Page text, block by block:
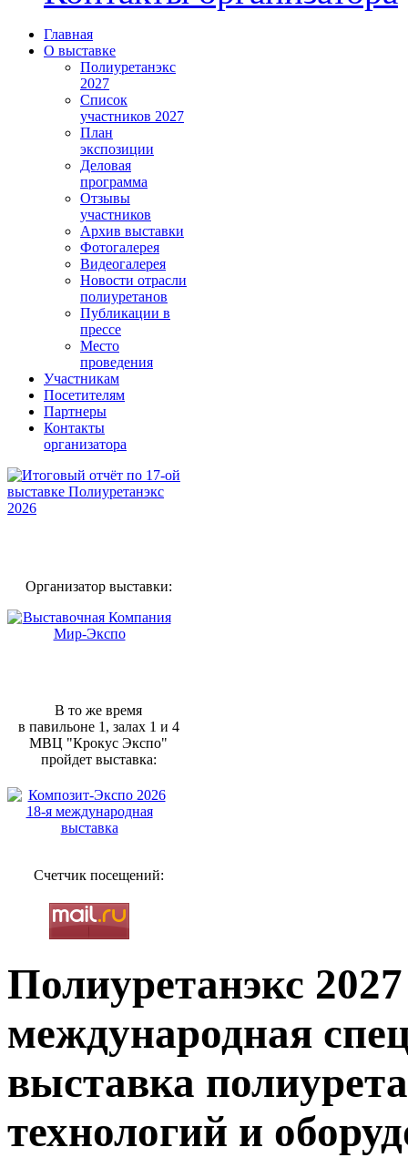
Главная
О выставке
Полиуретанэкс
2027
Список
участников 2027
План
экспозиции
Деловая
программа
Отзывы
участников
Архив выставки
Фотогалерея
Видеогалерея
Новости отрасли
полиуретанов
Публикации в
прессе
Место
проведения
Участникам
Посетителям
Партнеры
Контакты
организатора
Организатор выставки:
В то же время
в павильоне 1, залах 1 и 4
МВЦ "Крокус Экспо"
пройдет выставка:
Счетчик посещений:
Полиуретанэкс
международная
выставка
технологий и